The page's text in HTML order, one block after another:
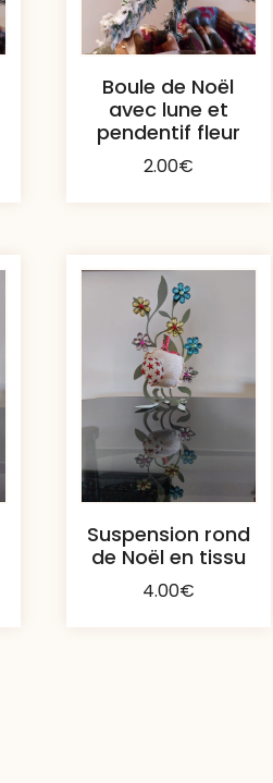
Boule de Noël
avec lune et
pendentif fleur
2.00€
Suspension rond
de Noël en tissu
4.00€